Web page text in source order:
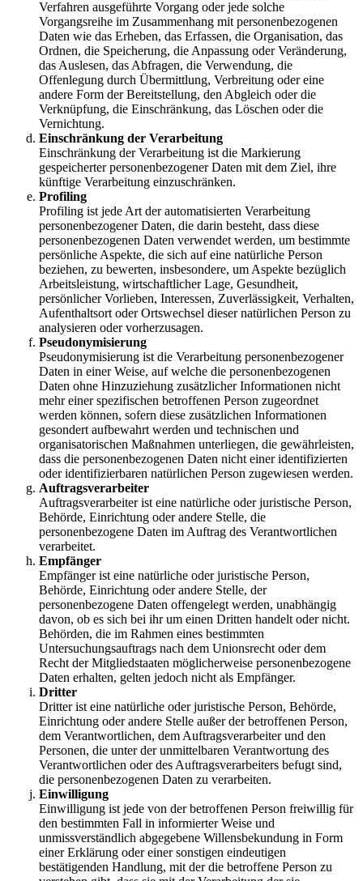
Verfahren ausgeführte Vorgang oder jede solche
Vorgangsreihe im Zusammenhang mit personenbezogenen
Daten wie das Erheben, das Erfassen, die Organisation, das
Ordnen, die Speicherung, die Anpassung oder Veränderung,
das Auslesen, das Abfragen, die Verwendung, die
Offenlegung durch Übermittlung, Verbreitung oder eine
andere Form der Bereitstellung, den Abgleich oder die
Verknüpfung, die Einschränkung, das Löschen oder die
Vernichtung.
Einschränkung der Verarbeitung
Einschränkung der Verarbeitung ist die Markierung
gespeicherter personenbezogener Daten mit dem Ziel, ihre
künftige Verarbeitung einzuschränken.
Profiling
Profiling ist jede Art der automatisierten Verarbeitung
personenbezogener Daten, die darin besteht, dass diese
personenbezogenen Daten verwendet werden, um bestimmte
persönliche Aspekte, die sich auf eine natürliche Person
beziehen, zu bewerten, insbesondere, um Aspekte bezüglich
Arbeitsleistung, wirtschaftlicher Lage, Gesundheit,
persönlicher Vorlieben, Interessen, Zuverlässigkeit, Verhalten,
Aufenthaltsort oder Ortswechsel dieser natürlichen Person zu
analysieren oder vorherzusagen.
Pseudonymisierung
Pseudonymisierung ist die Verarbeitung personenbezogener
Daten in einer Weise, auf welche die personenbezogenen
Daten ohne Hinzuziehung zusätzlicher Informationen nicht
mehr einer spezifischen betroffenen Person zugeordnet
werden können, sofern diese zusätzlichen Informationen
gesondert aufbewahrt werden und technischen und
organisatorischen Maßnahmen unterliegen, die gewährleisten,
dass die personenbezogenen Daten nicht einer identifizierten
oder identifizierbaren natürlichen Person zugewiesen werden.
Auftragsverarbeiter
Auftragsverarbeiter ist eine natürliche oder juristische Person,
Behörde, Einrichtung oder andere Stelle, die
personenbezogene Daten im Auftrag des Verantwortlichen
verarbeitet.
Empfänger
Empfänger ist eine natürliche oder juristische Person,
Behörde, Einrichtung oder andere Stelle, der
personenbezogene Daten offengelegt werden, unabhängig
davon, ob es sich bei ihr um einen Dritten handelt oder nicht.
Behörden, die im Rahmen eines bestimmten
Untersuchungsauftrags nach dem Unionsrecht oder dem
Recht der Mitgliedstaaten möglicherweise personenbezogene
Daten erhalten, gelten jedoch nicht als Empfänger.
Dritter
Dritter ist eine natürliche oder juristische Person, Behörde,
Einrichtung oder andere Stelle außer der betroffenen Person,
dem Verantwortlichen, dem Auftragsverarbeiter und den
Personen, die unter der unmittelbaren Verantwortung des
Verantwortlichen oder des Auftragsverarbeiters befugt sind,
die personenbezogenen Daten zu verarbeiten.
Einwilligung
Einwilligung ist jede von der betroffenen Person freiwillig für
den bestimmten Fall in informierter Weise und
unmissverständlich abgegebene Willensbekundung in Form
einer Erklärung oder einer sonstigen eindeutigen
bestätigenden Handlung, mit der die betroffene Person zu